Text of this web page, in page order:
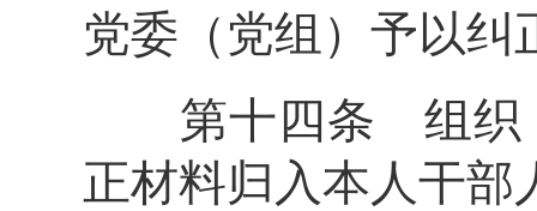
党委（党组）予以纠
第十四条 组织（
正材料归入本人干部